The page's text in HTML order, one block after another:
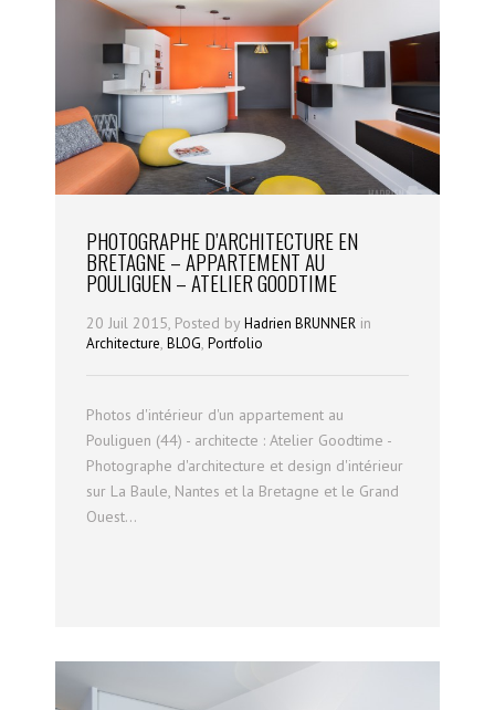
PHOTOGRAPHE D’ARCHITECTURE EN
BRETAGNE – APPARTEMENT AU
POULIGUEN – ATELIER GOODTIME
20 Juil 2015, Posted by Hadrien BRUNNER in
Architecture, BLOG, Portfolio
Photos d'intérieur d'un appartement au
Pouliguen (44) - architecte : Atelier Goodtime -
Photographe d'architecture et design d'intérieur
sur La Baule, Nantes et la Bretagne et le Grand
Ouest...